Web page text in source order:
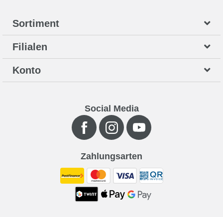
Sortiment
Filialen
Konto
Social Media
Zahlungsarten